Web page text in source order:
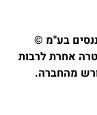
בע"מ ©
אחרת לרבות
מהחברה.